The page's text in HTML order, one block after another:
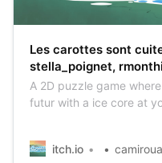
Les carottes sont
stella_poignet,
A 2D puzzle game
futur with a ice core at
itch.io